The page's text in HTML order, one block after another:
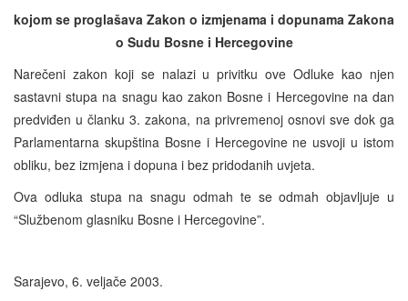
kojom se proglašava Zakon o izmjenama i dopunama Zakona
o Sudu Bosne i Hercegovine
Narečeni zakon koji se nalazi u privitku ove Odluke kao njen
sastavni stupa na snagu kao zakon Bosne i Hercegovine na dan
predviđen u članku 3. zakona, na privremenoj osnovi sve dok ga
Parlamentarna skupština Bosne i Hercegovine ne usvoji u istom
obliku, bez izmjena i dopuna i bez pridodanih uvjeta.
Ova odluka stupa na snagu odmah te se odmah objavljuje u
“Službenom glasniku Bosne i Hercegovine”.
Sarajevo, 6. veljače 2003.